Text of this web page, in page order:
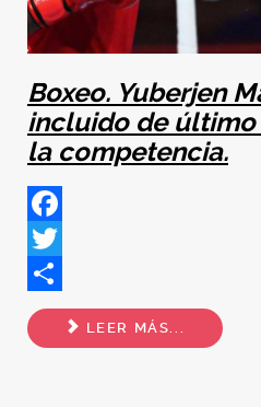
Boxeo. Yuberjen
incluido de
la competencia.
Facebook
Twitter
Share
LEER MÁS...